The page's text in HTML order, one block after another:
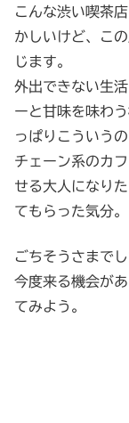
こんな渋い喫茶
かしいけど、こ
じます。
外出できない生
ーと甘味を味わ
っぱりこういうの
チェーン系のカ
せる大人になり
てもらった気分。
ごちそうさまでし
今度来る機会が
てみよう。